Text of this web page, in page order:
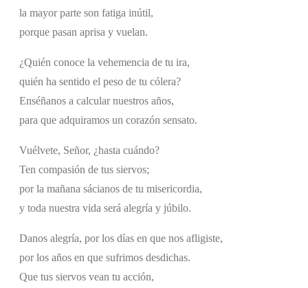
la mayor parte son fatiga inútil,
porque pasan aprisa y vuelan.
¿Quién conoce la vehemencia de tu ira,
quién ha sentido el peso de tu cólera?
Enséñanos a calcular nuestros años,
para que adquiramos un corazón sensato.
Vuélvete, Señor, ¿hasta cuándo?
Ten compasión de tus siervos;
por la mañana sácianos de tu misericordia,
y toda nuestra vida será alegría y júbilo.
Danos alegría, por los días en que nos afligiste,
por los años en que sufrimos desdichas.
Que tus siervos vean tu acción,